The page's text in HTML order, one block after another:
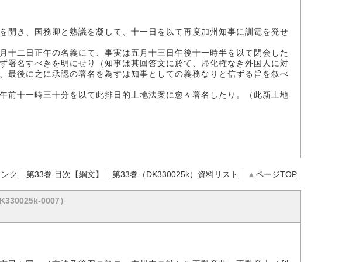
き、国務卿と熟議を凝して、十一日を以て再度加州知事に訓電を発せ
二日正午の名義にて、事実は五月十三日午後十一時半を以て閉会した
名すべきを明にせり（知事は其回答文に於て、帰化権なき外国人に対
後に之に承認の署名を為すは知事としての義務なりと信ずる旨を叙べ
十一時三十分を以て此排日的土地法案に愈々署名したり。（此新土地
ク 第33巻 目次【綱文】 第33巻（DK330025k）資料リスト ▲ページTOP
0007）